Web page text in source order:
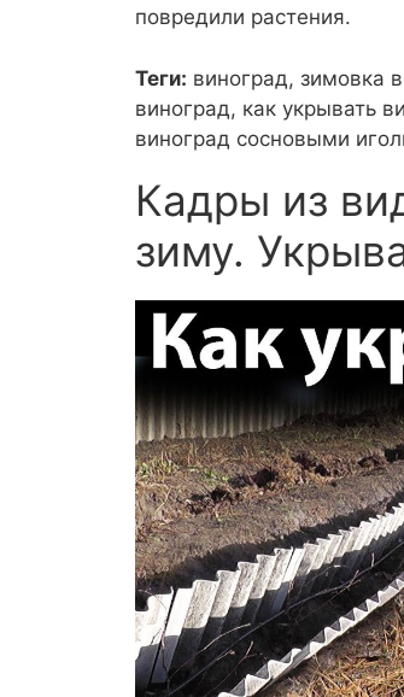
повредили растения.
Теги: виноград, зимовка
виноград, как укрывать
виноград сосновыми
Кадры из
зиму.